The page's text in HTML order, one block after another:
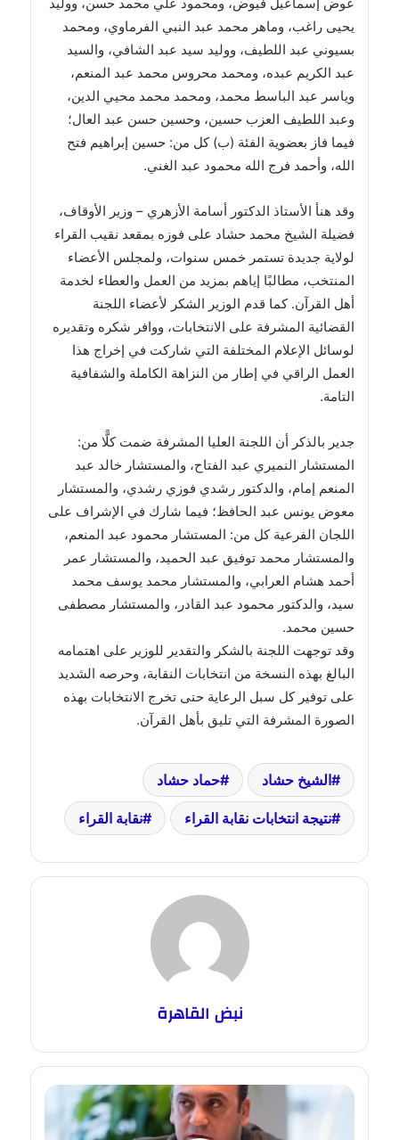
يحيى راغب، وماهر محمد عبد النبي الفرماوي، ومحمد
بسيوني عبد اللطيف، ووليد سيد عبد الشافي، والسيد
عبد الكريم عبده، ومحمد محروس محمد عبد المنعم،
وياسر عبد الباسط محمد، ومحمد محمد محيي الدين،
وعبد اللطيف العزب حسين، وحسين حسن عبد العال؛
فيما فاز بعضوية الفئة (ب) كل من: حسين إبراهيم فتح
الله، وأحمد فرج الله محمود عبد الغني.
وقد هنأ الأستاذ الدكتور أسامة الأزهري – وزير الأوقاف،
فضيلة الشيخ محمد حشاد على فوزه بمقعد نقيب القراء
لولاية جديدة تستمر خمس سنوات، ولمجلس الأعضاء
المنتخب، مطالبًا إياهم بمزيد من العمل والعطاء لخدمة
أهل القرآن. كما قدم الوزير الشكر لأعضاء اللجنة
القضائية المشرفة على الانتخابات، ووافر شكره وتقديره
لوسائل الإعلام المختلفة التي شاركت في إخراج هذا
العمل الراقي في إطار من النزاهة الكاملة والشفافية
التامة.
جدير بالذكر أن اللجنة العليا المشرفة ضمت كلًّا من:
المستشار النميري عبد الفتاح، والمستشار خالد عبد
المنعم إمام، والدكتور رشدي فوزي رشدي، والمستشار
معوض يونس عبد الحافظ؛ فيما شارك في الإشراف على
اللجان الفرعية كل من: المستشار محمود عبد المنعم،
والمستشار محمد توفيق عبد الحميد، والمستشار عمر
أحمد هشام العرابي، والمستشار محمد يوسف محمد
سيد، والدكتور محمود عبد القادر، والمستشار مصطفى
حسين محمد.
وقد توجهت اللجنة بالشكر والتقدير للوزير على اهتمامه
البالغ بهذه النسخة من انتخابات النقابة، وحرصه الشديد
على توفير كل سبل الرعاية حتى تخرج الانتخابات بهذه
الصورة المشرفة التي تليق بأهل القرآن.
الشيخ حشاد حماد حشاد
نتيجة انتخابات نقابة القراء نقابة القراء
نبض القاهرة